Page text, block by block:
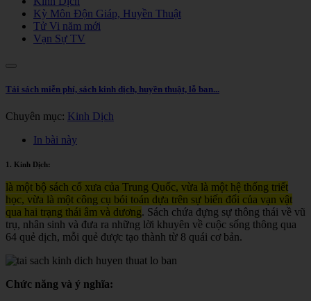
Kỳ Môn Độn Giáp, Huyền Thuật
Tử Vi năm mới
Vạn Sự TV
Tải sách miễn phí, sách kinh dịch, huyền thuật, lỗ ban...
Chuyên mục: Kinh Dịch
In bài này
1. Kinh Dịch:
là một bộ sách cổ xưa của Trung Quốc, vừa là một hệ thống triết
học, vừa là một công cụ bói toán dựa trên sự biến đổi của vạn vật
qua hai trạng thái âm và dương. Sách chứa đựng sự thông thái về vũ
trụ, nhân sinh và đưa ra những lời khuyên về cuộc sống thông qua
64 quẻ dịch, mỗi quẻ được tạo thành từ 8 quái cơ bản.
Chức năng và ý nghĩa: